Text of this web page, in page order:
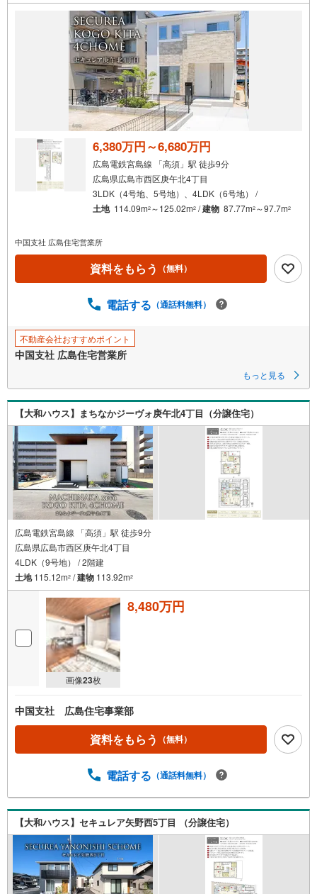
6,380万円～6,680万円
広島電鉄宮島線 「高須」駅 徒歩9分
広島県広島市西区庚午北4丁目
3LDK（4号地、5号地）、4LDK（6号地） /
土地 114.09m2 ～125.02m2 /建物 87.77m2 ～97.7m2
中国支社 広島住宅営業所
資料をもらう （無料）
電話する （通話料無料）
不動産会社おすすめポイント
中国支社 広島住宅営業所
もっと見る
【大和ハウス】まちなかジーヴォ庚午北4丁目（分譲住宅）
広島電鉄宮島線 「高須」駅 徒歩9分
広島県広島市西区庚午北4丁目
4LDK（9号地） / 2階建
土地115.12m2 /建物 113.92m2
画像23枚
8,480万円
中国支社 広島住宅事業部
資料をもらう （無料）
電話する （通話料無料）
【大和ハウス】セキュレア矢野西5丁目 （分譲住宅）